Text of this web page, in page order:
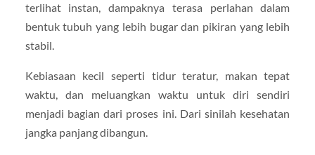
terlihat instan, dampaknya terasa perlahan dalam
bentuk tubuh yang lebih bugar dan pikiran yang lebih
stabil.
Kebiasaan kecil seperti tidur teratur, makan tepat
waktu, dan meluangkan waktu untuk diri sendiri
menjadi bagian dari proses ini. Dari sinilah kesehatan
jangka panjang dibangun.